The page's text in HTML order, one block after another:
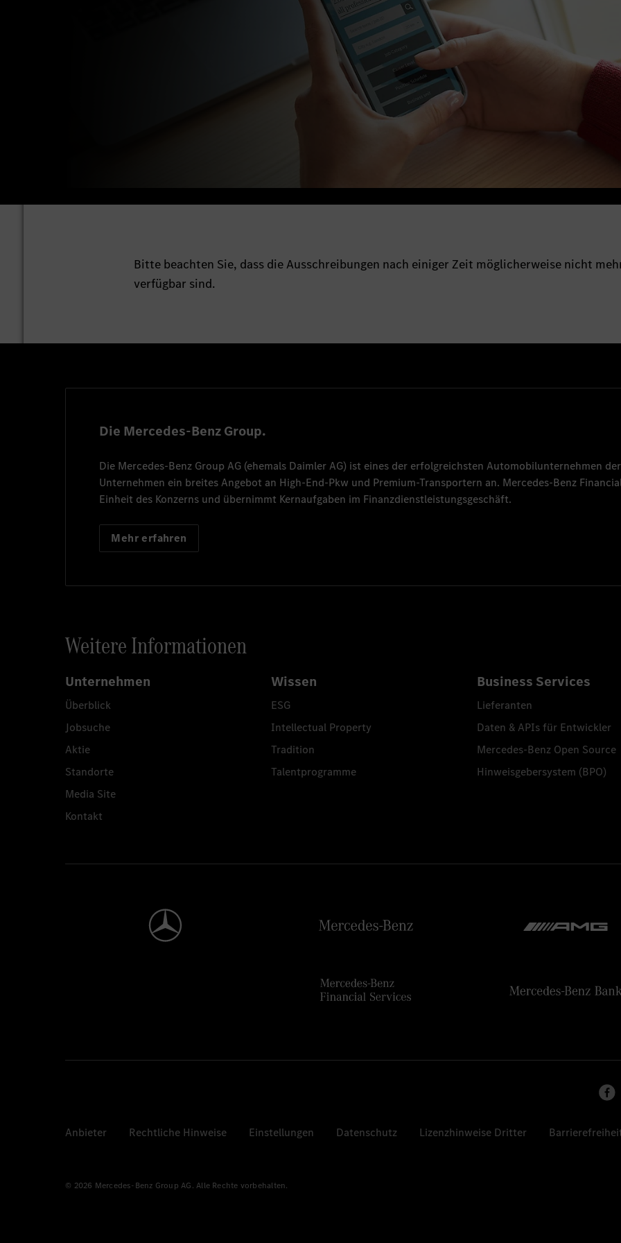
Bitte beachten Sie, dass die Ausschreibungen nach einiger Zeit möglicherweise nicht
verfügbar sind.
Die Mercedes-Benz Group.
Die Mercedes-Benz Group AG (ehemals Daimler AG) ist eines der erfolgreichsten Automobilunternehmen
Unternehmen ein breites Angebot an High-End-Pkw und Premium-Transportern an. Mercedes-Benz
Einheit des Konzerns und übernimmt Kernaufgaben im Finanzdienstleistungsgeschäft.
Mehr erfahren
Weitere Informationen
Unternehmen
Überblick
Jobsuche
Aktie
Standorte
Media Site
Kontakt
Wissen
ESG
Intellectual Property
Tradition
Talentprogramme
Business Services
Lieferanten
Daten & APIs für Entwickler
Mercedes-Benz Open Source
Hinweisgebersystem (BPO)
Anbieter Rechtliche Hinweise Einstellungen Datenschutz Lizenzhinweise Dritter
© 2026 Mercedes-Benz Group AG. Alle Rechte vorbehalten.